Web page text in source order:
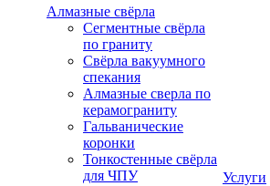
Алмазные свёрла
Сегментные свёрла
по граниту
Свёрла вакуумного
спекания
Алмазные сверла по
керамограниту
Гальванические
коронки
Тонкостенные свёрла
для ЧПУ
Услуги